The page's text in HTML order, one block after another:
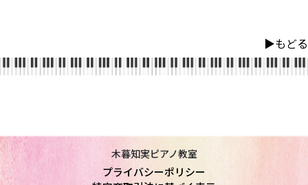
▶︎もどる
木暮知実ピアノ教室
プライバシーポリシー